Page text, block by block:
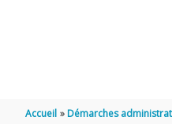
Accueil Démarches